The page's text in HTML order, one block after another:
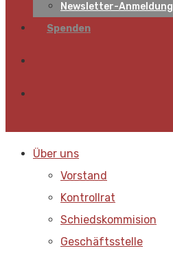
Newsletter-Anmeldung
Spenden
Über uns
Vorstand
Kontrollrat
Schiedskommision
Geschäftsstelle